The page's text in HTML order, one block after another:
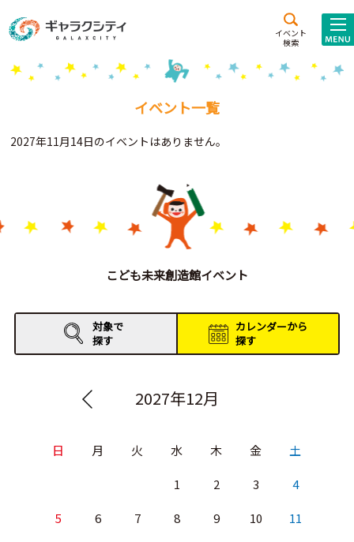
イベント
検索
施設案内
こども
西新井
施設･
Gがくえん
お知らせ
イベントレポート
イベント一覧
2027年11月14日のイベントはありません。
こども未来創造館イベント
対象で
探す
カレンダーから
探す
2027年12月
日 月 火 水 木 金 土
1 2 3 4
5 6 7 8 9 10 11